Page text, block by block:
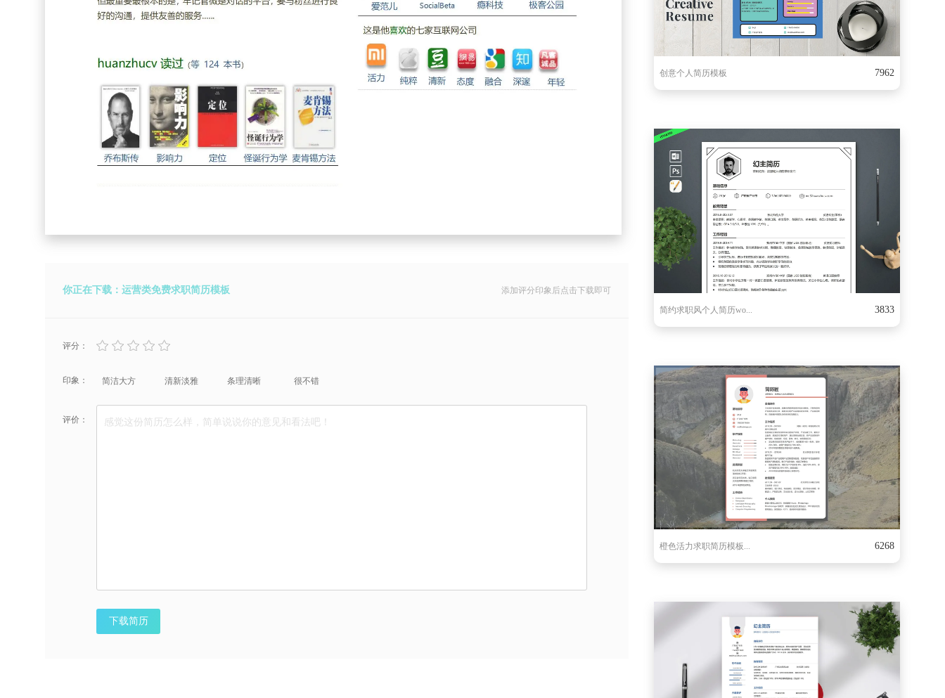
你正在下载：运营类免费求职简历模板 添加评分印象后点击下载即可
评分：
印象： 简洁大方 清新淡雅 条理清晰 很不错
评价：
下载简历
创意个人简历模板 7962
简约求职风个人简历wo... 3833
橙色活力求职简历模板... 6268